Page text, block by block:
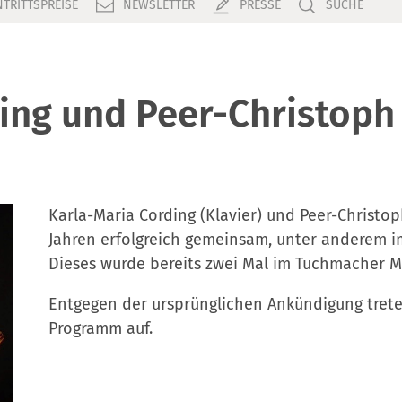
NEWSLETTER PRESSE SUCHE
und Peer-Christoph
Karla-Maria Cording (Klavier) und Peer-
Jahren erfolgreich gemeinsam, unter anderem
Dieses wurde bereits zwei Mal im Tuchmacher
Entgegen der ursprünglichen Ankündigung
Programm auf.